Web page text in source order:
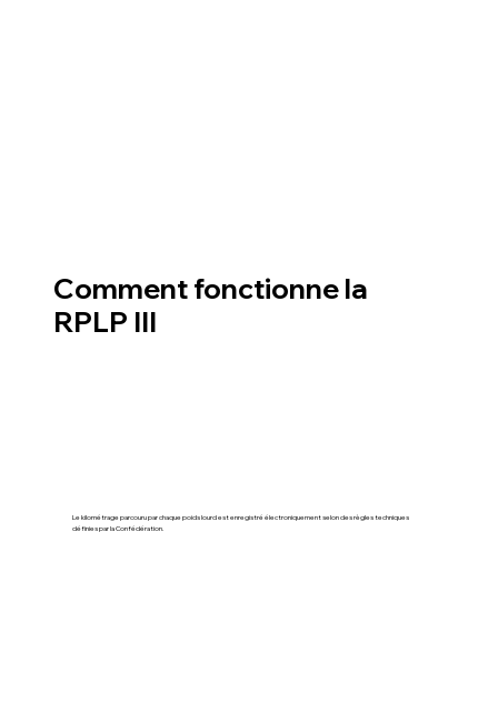
Comment fonctionne la
RPLP III
Le kilométrage parcouru par chaque poids lourd est enregistré électroniquement selon des règles techniques
définies par la Confédération.